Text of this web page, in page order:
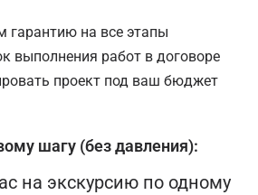
гарантию на все этапы
выполнения работ в договоре
проект под ваш бюджет
шагу (без давления):
на экскурсию по одному